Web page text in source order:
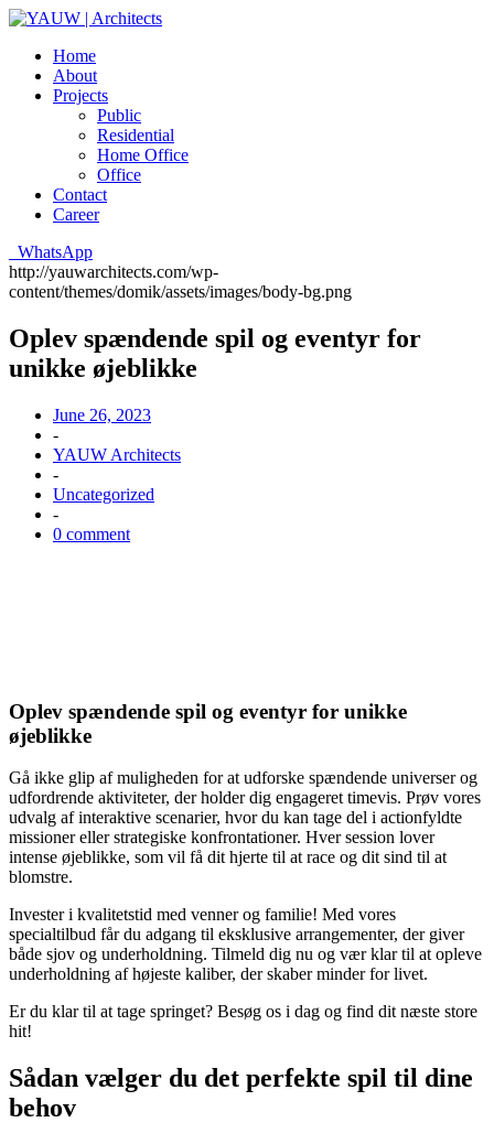
Home
About
Projects
Public
Residential
Home Office
Office
Contact
Career
WhatsApp
http://yauwarchitects.com/wp-
content/themes/domik/assets/images/body-bg.png
Oplev spændende spil og eventyr for
unikke øjeblikke
June 26, 2023
-
YAUW Architects
-
Uncategorized
-
0 comment
Oplev spændende spil og eventyr for unikke
øjeblikke
Gå ikke glip af muligheden for at udforske spændende universer og
udfordrende aktiviteter, der holder dig engageret timevis. Prøv vores
udvalg af interaktive scenarier, hvor du kan tage del i actionfyldte
missioner eller strategiske konfrontationer. Hver session lover
intense øjeblikke, som vil få dit hjerte til at race og dit sind til at
blomstre.
Invester i kvalitetstid med venner og familie! Med vores
specialtilbud får du adgang til eksklusive arrangementer, der giver
både sjov og underholdning. Tilmeld dig nu og vær klar til at opleve
underholdning af højeste kaliber, der skaber minder for livet.
Er du klar til at tage springet? Besøg os i dag og find dit næste store
hit!
Sådan vælger du det perfekte spil til dine
behov